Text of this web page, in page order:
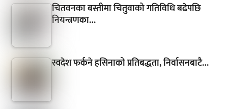
चितवनका बस्तीमा चितुवाको गतिविधि बढेपछि
नियन्त्रणका…
स्वदेश फर्कने हसिनाको प्रतिबद्धता, निर्वासनबाटै…